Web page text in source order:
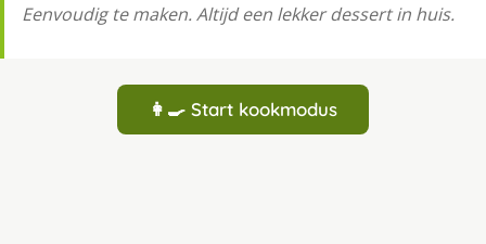
Eenvoudig te maken. Altijd een lekker dessert in huis.
👩‍🍳 Start kookmodus